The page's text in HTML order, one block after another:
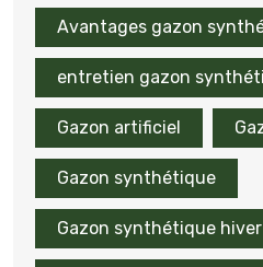
Avantages gazon
entretien gazon
Gazon artificiel
Gazon synthétique
Gazon synthétique hiver